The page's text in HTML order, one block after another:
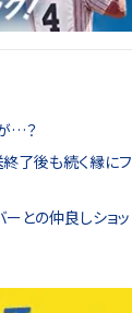
…？
終了後も続く縁にフ
ーとの仲良しショッ